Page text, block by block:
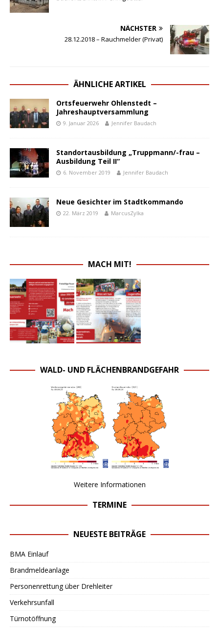
NÄCHSTER
28.12.2018 – Rauchmelder (Privat)
ÄHNLICHE ARTIKEL
Ortsfeuerwehr Ohlenstedt –
Jahreshauptversammlung
9. Januar 2026 Jennifer Baudach
Standortausbildung „Truppmann/-frau –
Ausbildung Teil II“
6. November 2019 Jennifer Baudach
Neue Gesichter im Stadtkommando
22. März 2019 MarcusZylka
MACH MIT!
WALD- UND FLÄCHENBRANDGEFAHR
Weitere Informationen
TERMINE
NEUESTE BEITRÄGE
BMA Einlauf
Brandmeldeanlage
Personenrettung über Drehleiter
Verkehrsunfall
Türnotöffnung